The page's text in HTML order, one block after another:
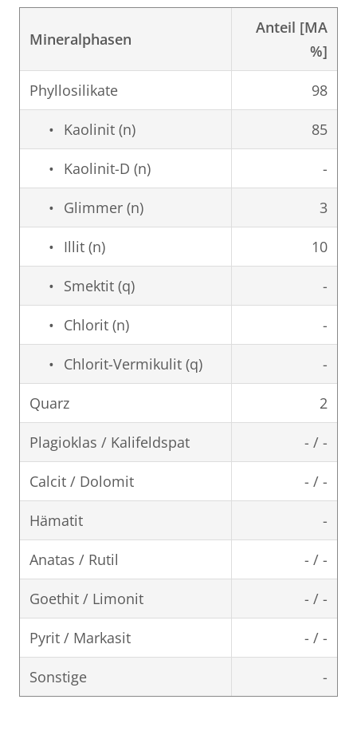
Mineralphasen
Anteil [MA
%]
Phyllosilikate 98
Kaolinit (n) 85
Kaolinit-D (n) -
Glimmer (n) 3
Illit (n) 10
Smektit (q) -
Chlorit (n) -
Chlorit-Vermikulit (q) -
Quarz 2
Plagioklas / Kalifeldspat - / -
Calcit / Dolomit - / -
Hämatit -
Anatas / Rutil - / -
Goethit / Limonit - / -
Pyrit / Markasit - / -
Sonstige -